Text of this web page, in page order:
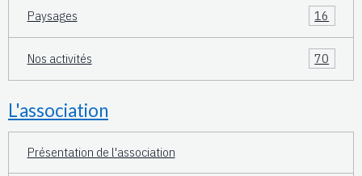
Paysages 16
Nos activités 70
L'association
Présentation de l'association